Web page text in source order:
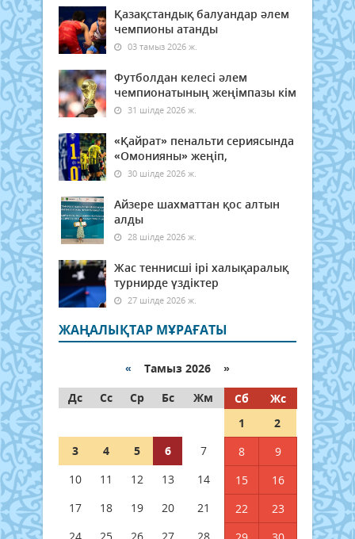
Қазақстандық балуандар әлем
чемпионы атанды
03 тамыз 2026 ж.
Футболдан келесі әлем
чемпионатының жеңімпазы кім
31 шілде 2026 ж.
«Қайрат» пенальти сериясында
«Омонияны» жеңіп,
30 шілде 2026 ж.
Айзере шахматтан қос алтын
алды
28 шілде 2026 ж.
Жас теннисші ірі халықаралық
турнирде үздіктер
27 шілде 2026 ж.
ЖАҢАЛЫҚТАР МҰРАҒАТЫ
« Тамыз 2026 »
Дс
Сс Ср Бс Жм Сб
Жс
1
2
3
4 5 6 7 8
9
10
11 12 13 14 15
16
17
18 19 20 21 22
23